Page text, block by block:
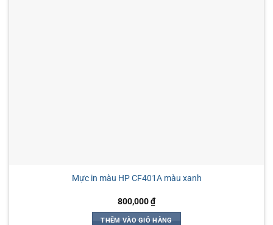
Mực in màu HP CF401A màu xanh
800,000₫
THÊM VÀO GIỎ HÀNG